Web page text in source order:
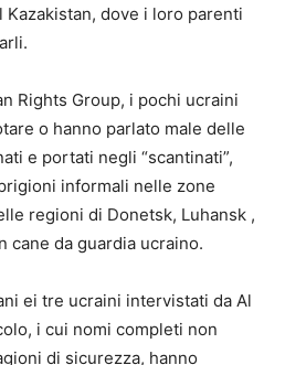
dove i loro parenti
Rights Group, i pochi ucraini
o hanno parlato male delle
e portati negli “scantinati”,
informali nelle zone
regioni di Donetsk, Luhansk ,
cane da guardia ucraino.
ei tre ucraini intervistati da Al
i cui nomi completi non
di sicurezza, hanno